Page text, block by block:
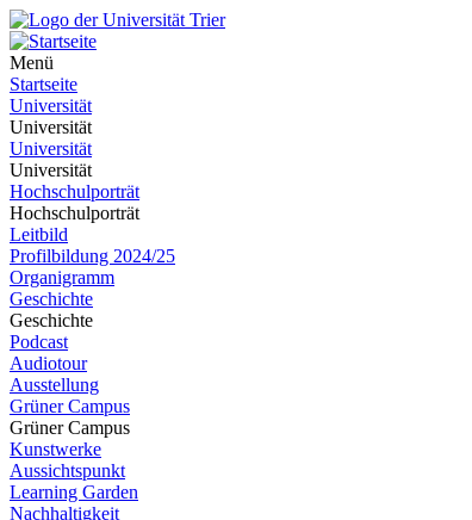
Menü
Startseite
Universität
Universität
Universität
Universität
Hochschulporträt
Hochschulporträt
Leitbild
Profilbildung 2024/25
Organigramm
Geschichte
Geschichte
Podcast
Audiotour
Ausstellung
Grüner Campus
Grüner Campus
Kunstwerke
Aussichtspunkt
Learning Garden
Nachhaltigkeit